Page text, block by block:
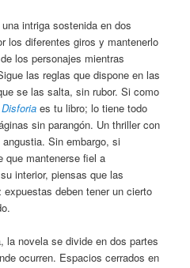
intriga sostenida en dos
los diferentes giros y mantenerlo
los personajes mientras
las reglas que dispone en las
se las salta, sin rubor. Si como
Disforia es tu libro; lo tiene todo
sin parangón. Un thriller con
Sin embargo, si
que mantenerse fiel a
interior, piensas que las
deben tener un cierto
la novela se divide en dos partes
ocurren. Espacios cerrados en